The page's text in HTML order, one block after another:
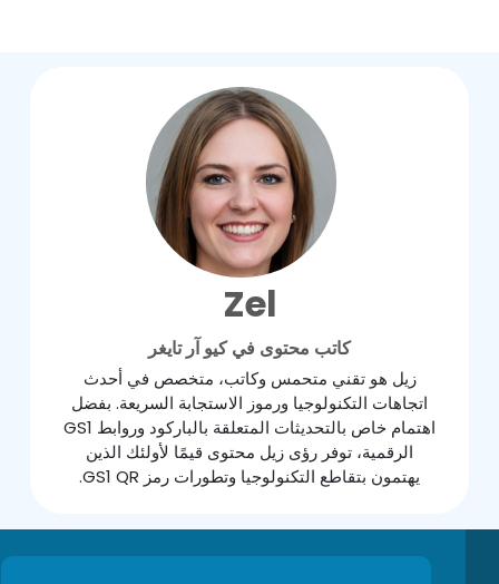
Zel
كاتب محتوى في كيو آر تايغر
زيل هو تقني متحمس وكاتب، متخصص في أحدث
اتجاهات التكنولوجيا ورموز الاستجابة السريعة. بفضل
اهتمام خاص بالتحديثات المتعلقة بالباركود وروابط GS1
الرقمية، توفر رؤى زيل محتوى قيمًا لأولئك الذين
يهتمون بتقاطع التكنولوجيا وتطورات رمز GS1 QR.